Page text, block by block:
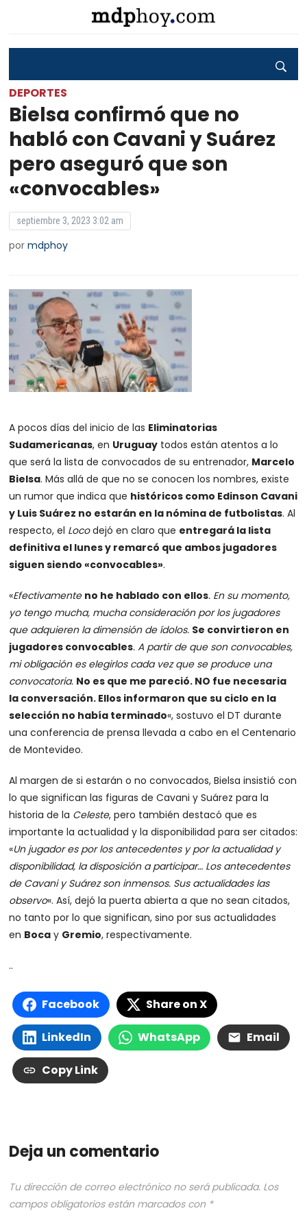
DEPORTES
Bielsa confirmó que no
habló con Cavani y Suárez
pero aseguró que son
«convocables»
septiembre 3, 2023 3:02 am
pormdphoy
A pocos días del inicio de las Eliminatorias
Sudamericanas, en Uruguay todos están atentos a lo
que será la lista de convocados de su entrenador, Marcelo
Bielsa. Más allá de que no se conocen los nombres, existe
un rumor que indica que históricos como Edinson Cavani
y Luis Suárez no estarán en la nómina de futbolistas. Al
respecto, el Locodejó en claro que entregará la lista
definitiva el lunes y remarcó que ambos jugadores
siguen siendo «convocables».
«Efectivamente no he hablado con ellos. En su momento,
yo tengo mucha, mucha consideración por los jugadores
que adquieren la dimensión de ídolos. Se convirtieron en
jugadores convocables. A partir de que son convocables,
mi obligación es elegirlos cada vez que se produce una
convocatoria. No es que me pareció. NO fue necesaria
la conversación. Ellos informaron que su ciclo en la
selección no había terminado«, sostuvo el DT durante
una conferencia de prensa llevada a cabo en el Centenario
de Montevideo.
Al margen de si estarán o no convocados, Bielsa insistió con
lo que significan las figuras de Cavani y Suárez para la
historia de la Celeste, pero también destacó que es
importante la actualidad y la disponibilidad para ser citados:
«Un jugador es por los antecedentes y por la actualidad y
disponibilidad, la disposición a participar… Los antecedentes
de Cavani y Suárez son inmensos. Sus actualidades las
observo«. Así, dejó la puerta abierta a que no sean citados,
no tanto por lo que significan, sino por sus actualidades
en Boca y Gremio, respectivamente.
..
Facebook Share on X
LinkedIn WhatsApp Email
Copy Link
Deja un comentario
Tu dirección de correo electrónico no será publicada. Los
campos obligatorios están marcados con *